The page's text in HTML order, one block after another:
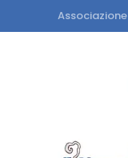
Associazione